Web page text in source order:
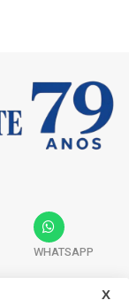
WHATSAPP